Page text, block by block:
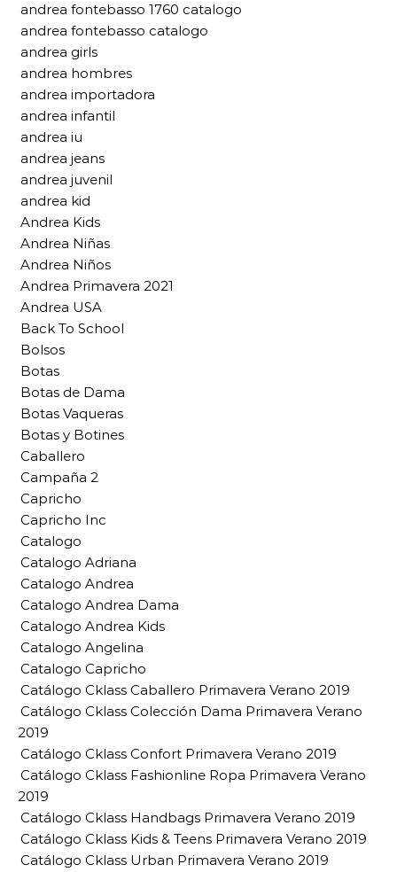
andrea fontebasso 1760 catalogo
andrea fontebasso catalogo
andrea girls
andrea hombres
andrea importadora
andrea infantil
andrea iu
andrea jeans
andrea juvenil
andrea kid
Andrea Kids
Andrea Niñas
Andrea Niños
Andrea Primavera 2021
Andrea USA
Back To School
Bolsos
Botas
Botas de Dama
Botas Vaqueras
Botas y Botines
Caballero
Campaña 2
Capricho
Capricho Inc
Catalogo
Catalogo Adriana
Catalogo Andrea
Catalogo Andrea Dama
Catalogo Andrea Kids
Catalogo Angelina
Catalogo Capricho
Catálogo Cklass Caballero Primavera Verano 2019
Catálogo Cklass Colección Dama Primavera Verano
2019
Catálogo Cklass Confort Primavera Verano 2019
Catálogo Cklass Fashionline Ropa Primavera Verano
2019
Catálogo Cklass Handbags Primavera Verano 2019
Catálogo Cklass Kids & Teens Primavera Verano 2019
Catálogo Cklass Urban Primavera Verano 2019